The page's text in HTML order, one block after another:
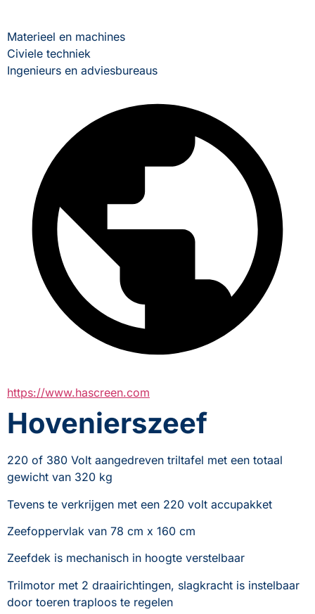
Materieel en machines
Civiele techniek
Ingenieurs en adviesbureaus
https://www.hascreen.com
Hovenierszeef
220 of 380 Volt aangedreven triltafel met een totaal
gewicht van 320 kg
Tevens te verkrijgen met een 220 volt accupakket
Zeefoppervlak van 78 cm x 160 cm
Zeefdek is mechanisch in hoogte verstelbaar
Trilmotor met 2 draairichtingen, slagkracht is instelbaar
door toeren traploos te regelen